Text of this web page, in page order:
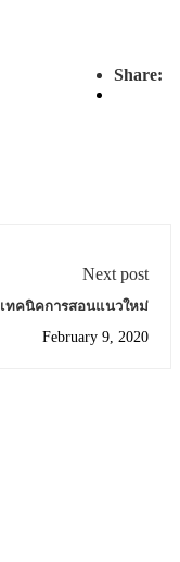
Share:
Next post
เทคนิคการสอนแนวใหม่
February 9, 2020